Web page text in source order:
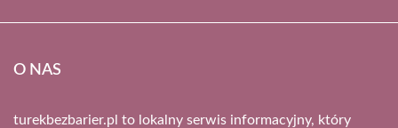
O NAS
turekbezbarier.pl to lokalny serwis informacyjny, który